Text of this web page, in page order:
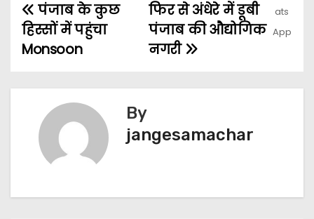
फिर से अंधेरे में डूबी
पंजाब की औद्योगिक
नगरी
पंजाब के कुछ
हिस्सों में पहुंचा
Monsoon
By
jangesamachar